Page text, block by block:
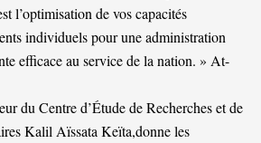
l’optimisation de vos capacités
individuels pour une administration
efficace au service de la nation. » At-
du Centre d’Étude de Recherches et de
Kalil Aïssata Keïta,donne les